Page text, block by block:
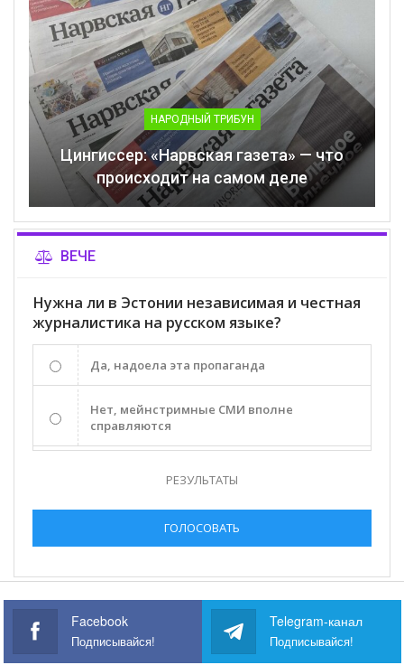
НАРОДНЫЙ ТРИБУН
Цингиссер: «Нарвская газета» — что
происходит на самом деле
ВЕЧЕ
Нужна ли в Эстонии независимая и честная
журналистика на русском языке?
Да, надоела эта пропаганда
Нет, мейнстримные СМИ вполне
справляются
РЕЗУЛЬТАТЫ
ГОЛОСОВАТЬ
Facebook
Подписывайся!
Telegram-канал
Подписывайся!